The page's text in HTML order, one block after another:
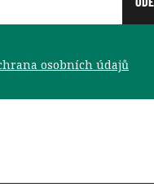
osobních údajů